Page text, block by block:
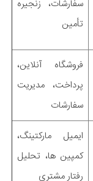
سفارشات، زنجیره
تأمین
فروشگاه آنلاین،
پرداخت، مدیریت
سفارشات
ایمیل مارکتینگ،
کمپین ها، تحلیل
رفتار مشتری